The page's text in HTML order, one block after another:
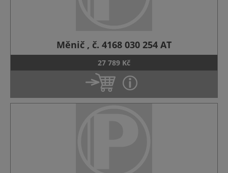
Měnič , č. 4168 030 254 AT
27 789 Kč